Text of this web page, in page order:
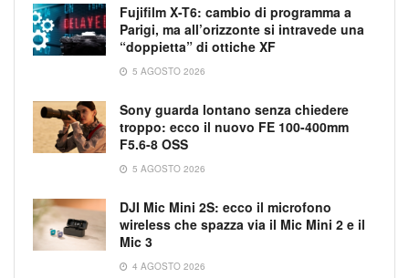
Fujifilm X-T6: cambio di programma a
Parigi, ma all’orizzonte si intravede una
“doppietta” di ottiche XF
5 AGOSTO 2026
Sony guarda lontano senza chiedere
troppo: ecco il nuovo FE 100-400mm
F5.6-8 OSS
5 AGOSTO 2026
DJI Mic Mini 2S: ecco il microfono
wireless che spazza via il Mic Mini 2 e il
Mic 3
4 AGOSTO 2026